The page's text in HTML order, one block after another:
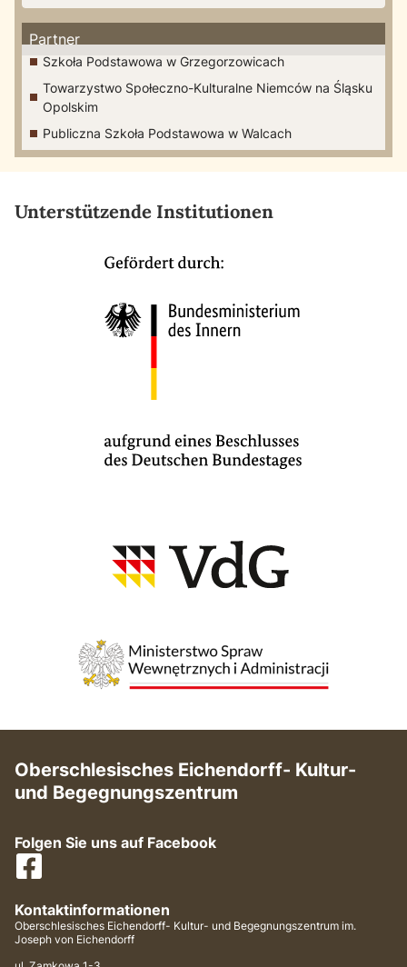
Partner
Szkoła Podstawowa w Grzegorzowicach
Towarzystwo Społeczno-Kulturalne Niemców na Śląsku
Opolskim
Publiczna Szkoła Podstawowa w Walcach
Unterstützende Institutionen
Oberschlesisches Eichendorff- Kultur-
und Begegnungszentrum
Folgen Sie uns auf Facebook
Kontaktinformationen
Oberschlesisches Eichendorff- Kultur- und Begegnungszentrum im.
Joseph von Eichendorff